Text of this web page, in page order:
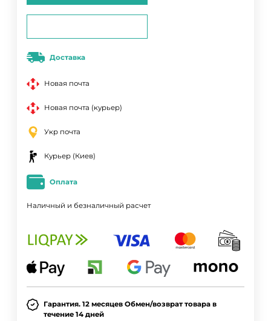
Доставка
Новая почта
Новая почта (курьер)
Укр почта
Курьер (Киев)
Оплата
Наличный и безналичный расчет
Гарантия. 12 месяцев Обмен/возврат товара в
течение 14 дней